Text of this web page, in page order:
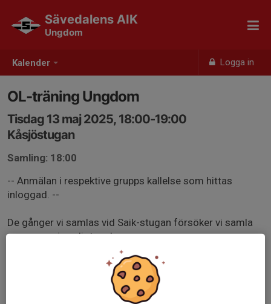
Kalender Logga in
Sävedalens AIK
Ungdom
OL-träning Ungdom
Tisdag 13 maj 2025, 18:00-19:00
Kåsjöstugan
Samling: 18:00
-- Anmälan i respektive grupps kallelse som hittas
inloggad. --
De gånger vi samlas vid Saik-stugan försöker vi samla
oss gruppvis enligt nedan:
SKOGSÄVENTYR 6år: Altanen
SKOGSÄVENTYR 7år: Cykelställen